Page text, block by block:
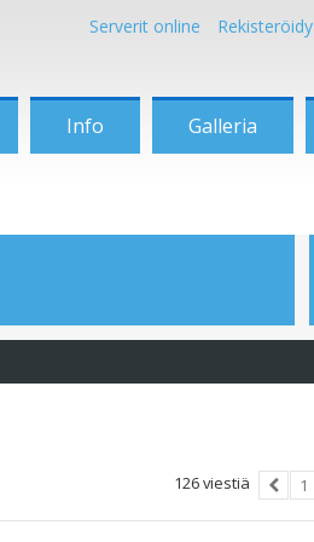
Serverit online Rekisteröidy
Info Galleria
126 viestiä
1